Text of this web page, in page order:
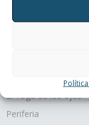
Terapias
El Yoga de los ojos
Periferia